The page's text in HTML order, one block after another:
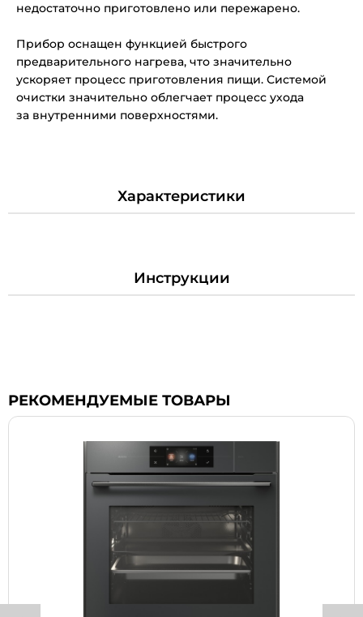
Характеристики
Инструкции
недостаточно приготовлено или пережарено.
Прибор оснащен функцией быстрого
предварительного нагрева, что значительно
ускоряет процесс приготовления пищи. Системой
очистки значительно облегчает процесс ухода
за внутренними поверхностями.
РЕКОМЕНДУЕМЫЕ ТОВАРЫ